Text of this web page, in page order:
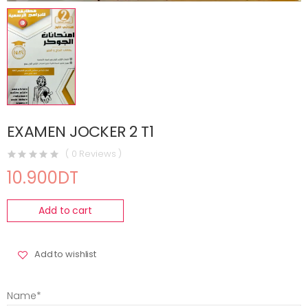
EXAMEN JOCKER 2 T1
( 0 Reviews )
10.900DT
Add to cart
Add to wishlist
Name*